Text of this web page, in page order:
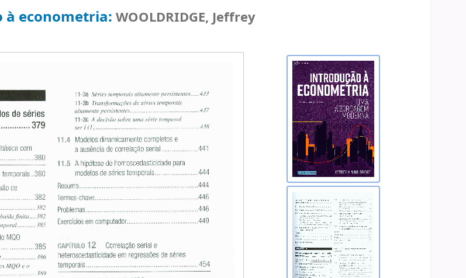
econometria: WOOLDRIDGE, Jeffrey